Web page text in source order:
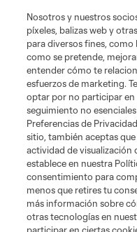
Tienda
Club Sites
Términos de servicio Política
Cookies Settings
©2026 MLS. El nombre y
marcas registradas de League
de los equipos de la MLS
Nosotros y nuestros
píxeles, balizas web y
para diversos fines,
como se pretende,
entender cómo te
esfuerzos de marketing.
optar por no participar
seguimiento no
Preferencias de
sitio, también aceptas
actividad de visualización
establece en nuestra
consentimiento para
menos que retires tu
más información sobre
otras tecnologías en